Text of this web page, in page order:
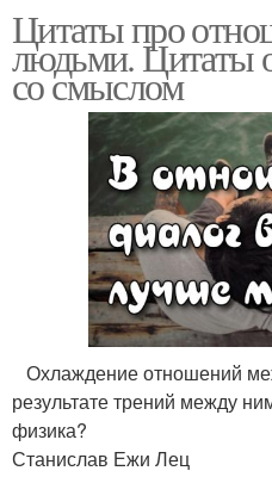
Цитаты про
людьми. Цитаты
со смыслом
Охлаждение отношений
результате трений между
физика?
Станислав Ежи Лец